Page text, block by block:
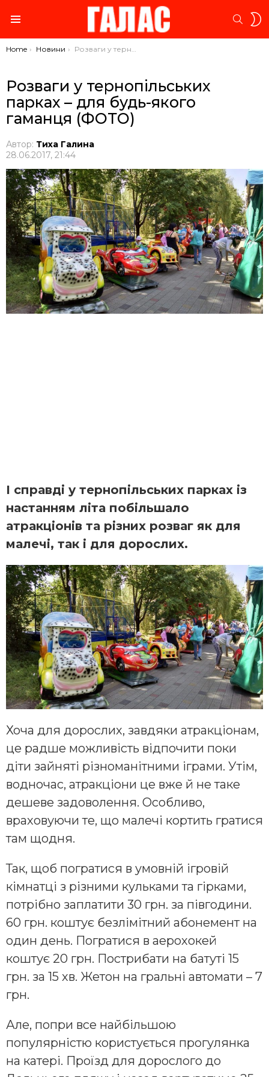
You are here:
Home Новини Розваги у тернопільських парках – для будь-якого гаманця (ФОТО)
Розваги у тернопільських
парках – для будь-якого
гаманця (ФОТО)
Автор: Тиха Галина
28.06.2017, 21:44
І справді у тернопільських парках із
настанням літа побільшало
атракціонів та різних розваг як для
малечі, так і для дорослих.
Хоча для дорослих, завдяки атракціонам,
це радше можливість відпочити поки
діти зайняті різноманітними іграми. Утім,
водночас, атракціони це вже й не таке
дешеве задоволення. Особливо,
враховуючи те, що малечі кортить гратися
там щодня.
Так, щоб погратися в умовній ігровій
кімнатці з різними кульками та гірками,
потрібно заплатити 30 грн. за півгодини.
60 грн. коштує безлімітний абонемент на
один день. Погратися в аерохокей
коштує 20 грн. Пострибати на батуті 15
грн. за 15 хв. Жетон на гральні автомати – 7
грн.
Але, попри все найбільшою
популярністю користується прогулянка
на катері. Проїзд для дорослого до